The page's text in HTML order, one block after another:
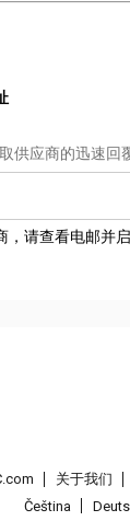
供应商的迅速回
请查看电邮并启
关于我们
Čeština